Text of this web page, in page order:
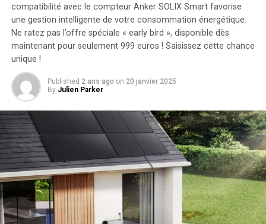
compatibilité avec le compteur Anker SOLIX Smart favorise
une gestion intelligente de votre consommation énergétique.
Ne ratez pas l’offre spéciale « early bird », disponible dès
maintenant pour seulement 999 euros ! Saisissez cette chance
unique !
Published 2 ans ago on 20 janvier 2025
By Julien Parker